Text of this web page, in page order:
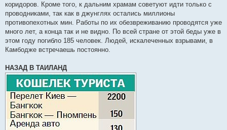
коридоров. Кроме того, к дальним храмам советуют идти только с
проводниками, так как в джунглях остались миллионы
противопехотных мин. Работы по их обезвреживанию проводятся уже
много лет, а конца так и не видно. По всей стране от этой беды уже в
этом году погибло 185 человек. Людей, искалеченных взрывами, в
Камбодже встречаешь постоянно.
НАЗАД В ТАИЛАНД